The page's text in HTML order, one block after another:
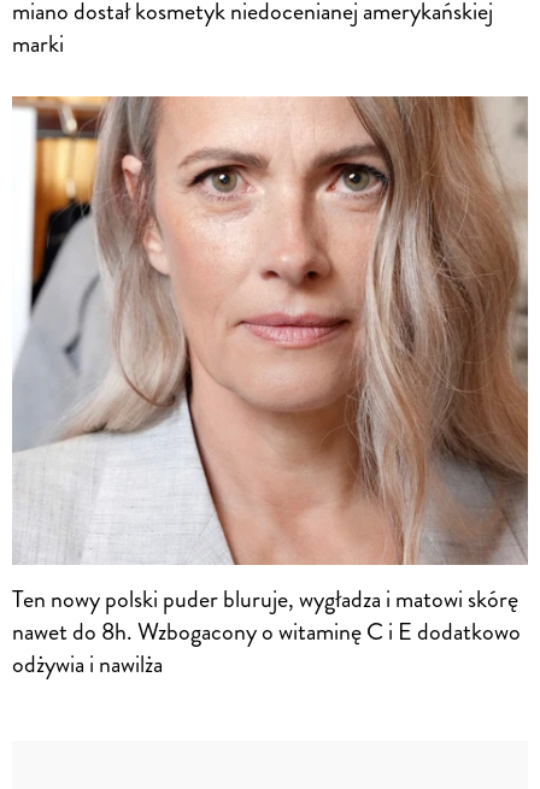
miano dostał kosmetyk niedocenianej amerykańskiej
marki
Ten nowy polski puder bluruje, wygładza i matowi skórę
nawet do 8h. Wzbogacony o witaminę C i E dodatkowo
odżywia i nawilża